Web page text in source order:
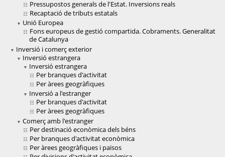
Pressupostos generals de l'Estat. Inversions reals
Recaptació de tributs estatals
Unió Europea
Fons europeus de gestió compartida. Cobraments. Generalitat
de Catalunya
Inversió i comerç exterior
Inversió estrangera
Inversió estrangera
Per branques d'activitat
Per àrees geogràfiques
Inversió a l'estranger
Per branques d'activitat
Per àrees geogràfiques
Comerç amb l'estranger
Per destinació econòmica dels béns
Per branques d'activitat econòmica
Per àrees geogràfiques i països